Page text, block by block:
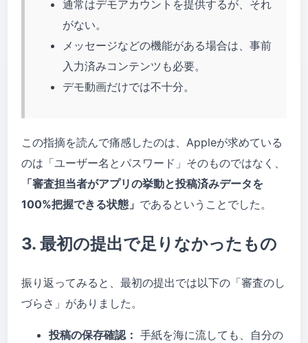
通常はデモアカウントを提供するが、それ
がない。
メッセージなどの機能がある場合は、事前
入力済みコンテンツも必要。
デモ動画だけでは不十分。
この指摘を読んで痛感したのは、Appleが求めている
のは「ユーザー名とパスワード」そのものではなく、
「審査担当者がアプリの挙動と投稿済みデータを
100%把握できる状態」 であるということでした。
3. 最初の提出で足りなかったもの
振り返ってみると、最初の提出では以下の「審査のし
づらさ」がありました。
投稿の保存確認： 手紙を海に流しても、自分の